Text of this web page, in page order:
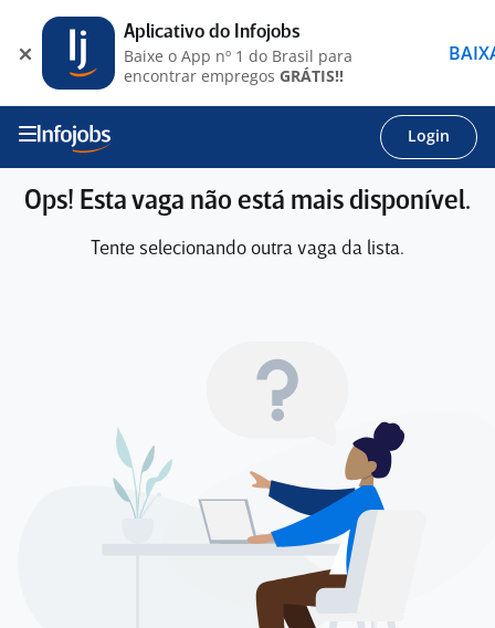
Login
Ops! Esta vaga não está mais disponível.
Tente selecionando outra vaga da lista.
Aplicativo do Infojobs
Baixe o App nº 1 do Brasil para
encontrar empregos GRÁTIS!!